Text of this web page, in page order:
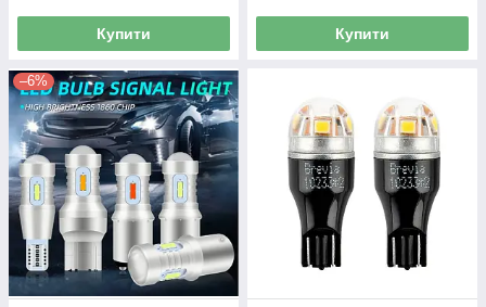
Купити Купити
–6%